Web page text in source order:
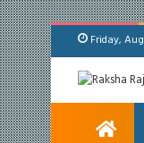
Friday,